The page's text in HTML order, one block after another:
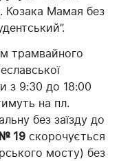
Козака Мамая без
трамвайного
з 9:30 до 18:00
на пл.
без заїзду до
19 скорочується
мосту) без